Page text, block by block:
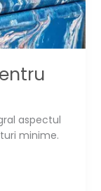
aspectul
minime.